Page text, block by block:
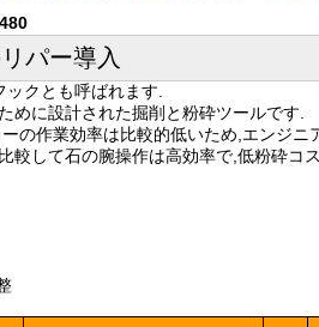
パー導入
クとも呼ばれます.
めに設計された掘削と粉砕ツールです.
の作業効率は比較的低いため,エンジ
して石の腕操作は高効率で,低粉砕コ